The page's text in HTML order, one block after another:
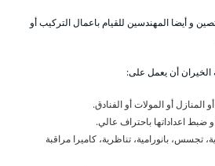
و أيضا المهندسين للقيام باعمال التركيب أو
أن يعمل على:
أو المولات أو الفنادق.
و ضبط اعداداتها باحتراف عالي.
تجسس، بانورامية، تناظرية، كاميرا مراقبة